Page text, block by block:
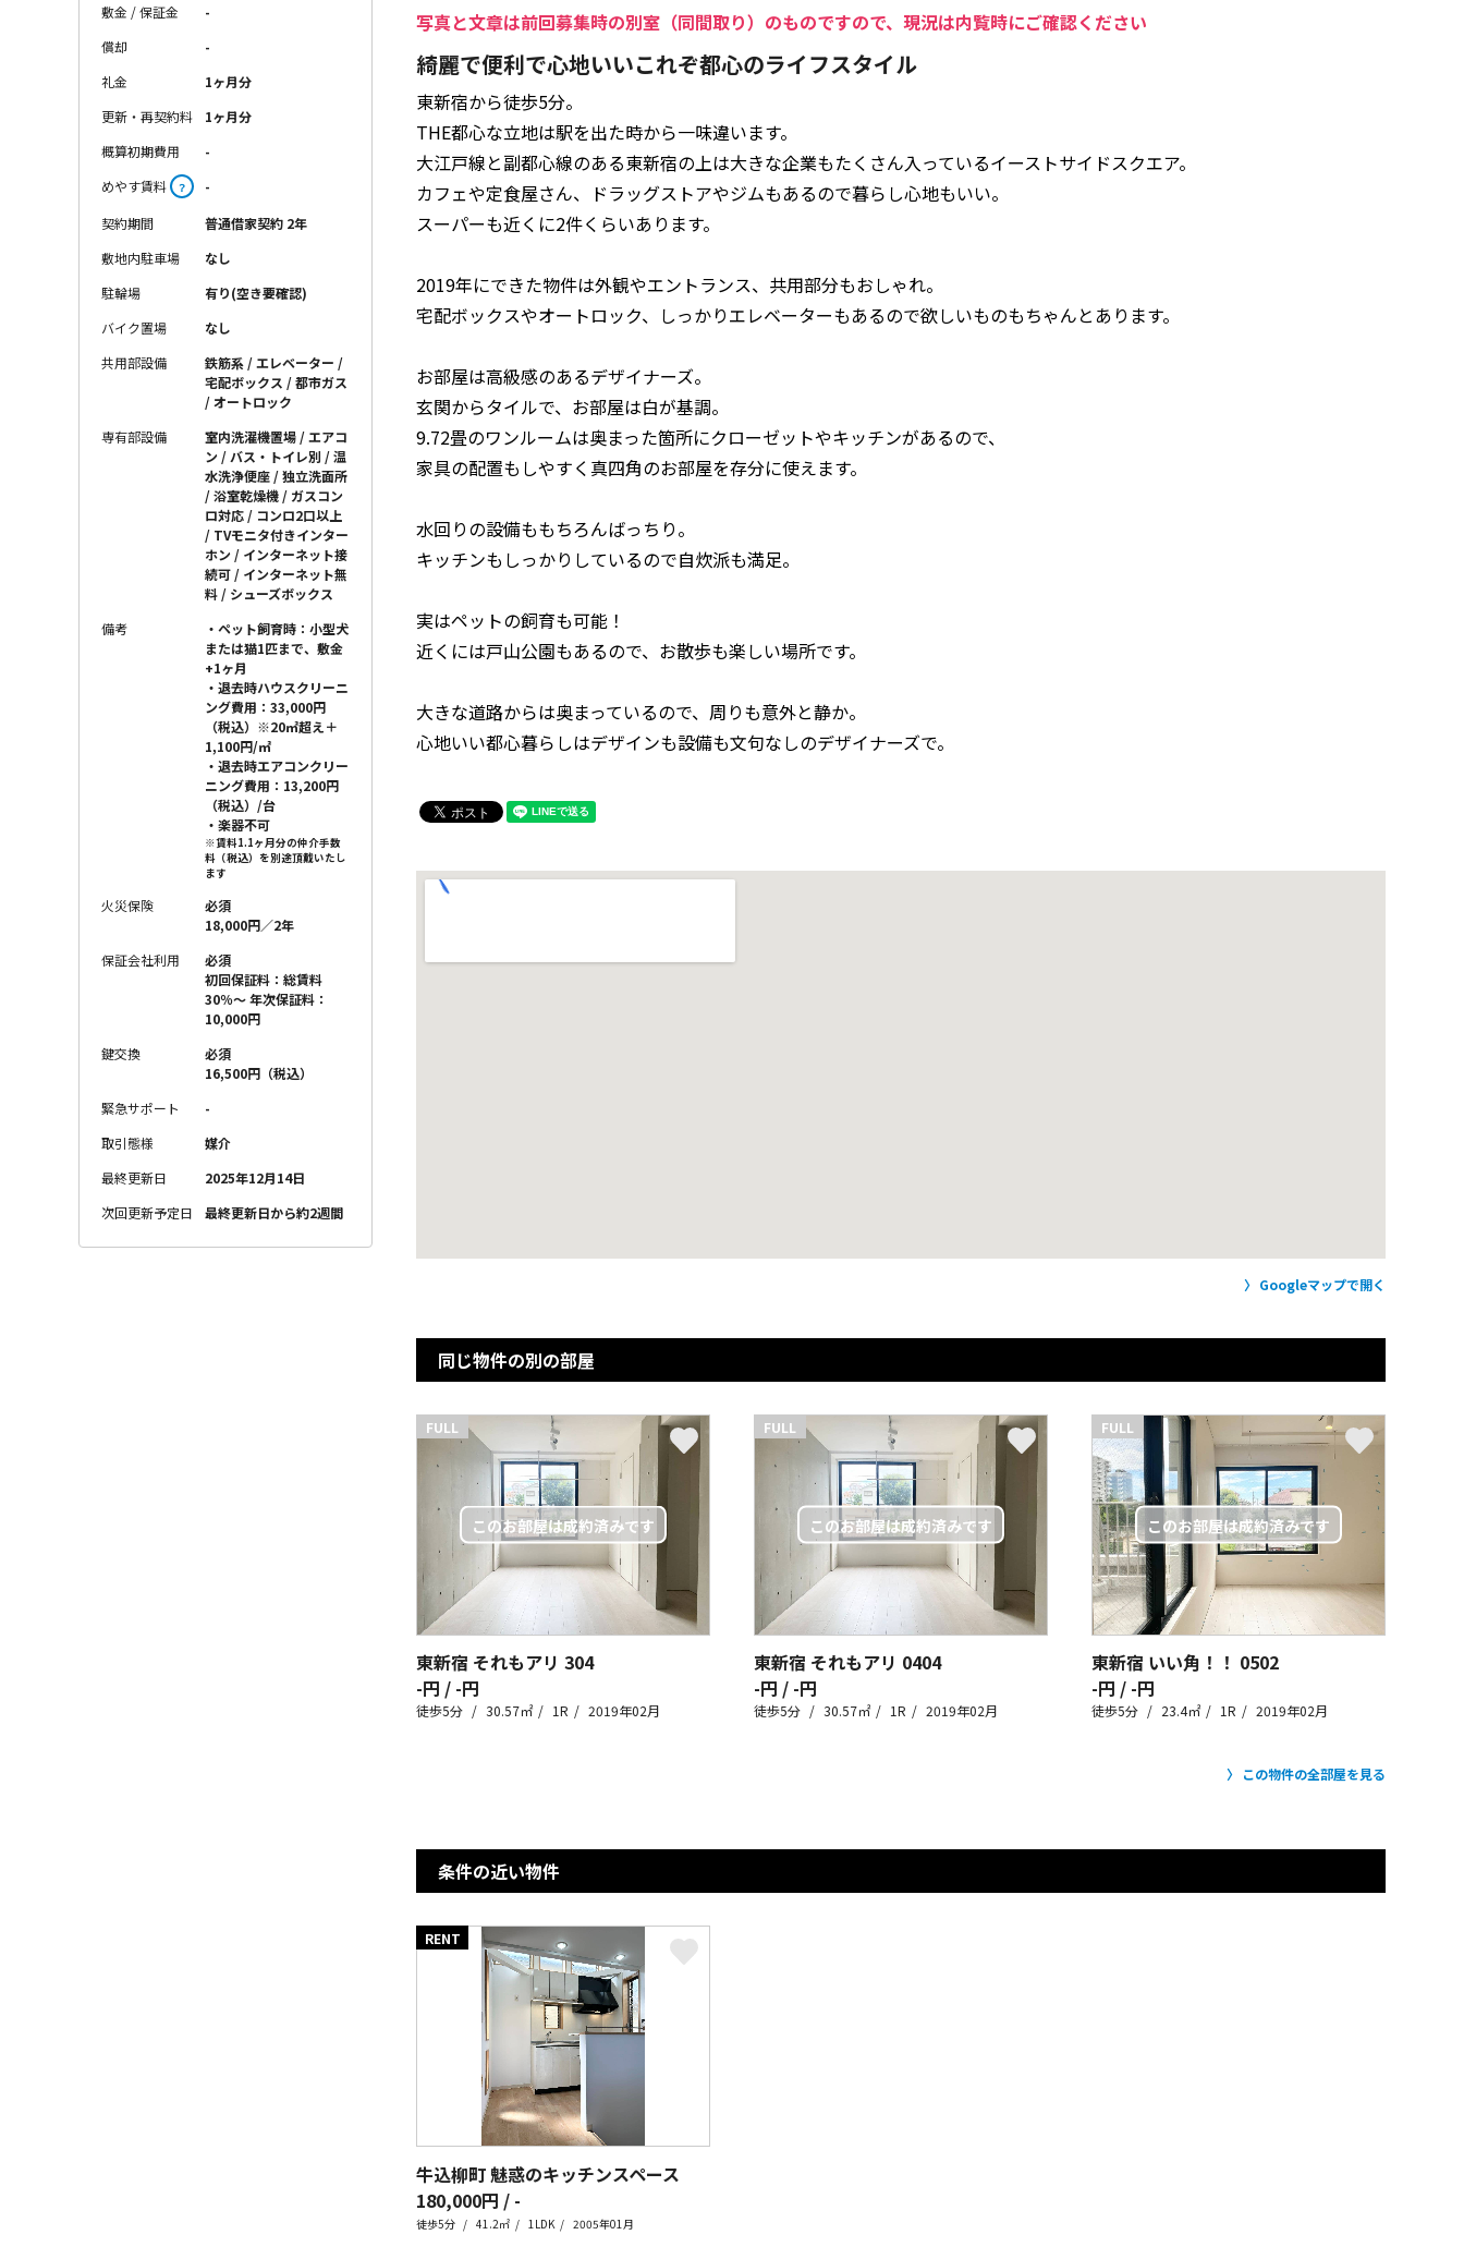
写真と文章は前回募集時の別室（同間取り）のものですので、現況は内覧時にご確認ください
綺麗で便利で心地いいこれぞ都心のライフスタイル
東新宿から徒歩5分。
THE都心な立地は駅を出た時から一味違います。
大江戸線と副都心線のある東新宿の上は大きな企業もたくさん入っているイーストサイドスクエア。
カフェや定食屋さん、ドラッグストアやジムもあるので暮らし心地もいい。
スーパーも近くに2件くらいあります。
2019年にできた物件は外観やエントランス、共用部分もおしゃれ。
宅配ボックスやオートロック、しっかりエレベーターもあるので欲しいものもちゃんとあります。
お部屋は高級感のあるデザイナーズ。
玄関からタイルで、お部屋は白が基調。
9.72畳のワンルームは奥まった箇所にクローゼットやキッチンがあるので、
家具の配置もしやすく真四角のお部屋を存分に使えます。
水回りの設備ももちろんばっちり。
キッチンもしっかりしているので自炊派も満足。
実はペットの飼育も可能！
近くには戸山公園もあるので、お散歩も楽しい場所です。
大きな道路からは奥まっているので、周りも意外と静か。
心地いい都心暮らしはデザインも設備も文句なしのデザイナーズで。
敷金 / 保証金
-
償却
-
礼金
1ヶ月分
更新・再契約料
1ヶ月分
概算初期費用
-
めやす賃料
？ -
契約期間
普通借家契約 2年
敷地内駐車場
なし
駐輪場
有り(空き要確認)
バイク置場
なし
共用部設備
鉄筋系 / エレベーター /
宅配ボックス / 都市ガス
/ オートロック
専有部設備
室内洗濯機置場 / エアコ
ン / バス・トイレ別 / 温
水洗浄便座 / 独立洗面所
/ 浴室乾燥機 / ガスコン
ロ対応 / コンロ2口以上
/ TVモニタ付きインター
ホン / インターネット接
続可 / インターネット無
料 / シューズボックス
備考
・ペット飼育時：小型犬
または猫1匹まで、敷金
+1ヶ月
・退去時ハウスクリーニ
ング費用：33,000円
（税込）※20㎡超え＋
1,100円/㎡
・退去時エアコンクリー
ニング費用：13,200円
（税込）/台
・楽器不可
※賃料1.1ヶ月分の仲介手数
料（税込）を別途頂戴いたし
ます
火災保険
必須
18,000円／2年
保証会社利用
必須
初回保証料：総賃料
30％〜 年次保証料：
10,000円
鍵交換
必須
16,500円（税込）
緊急サポート
-
取引態様
媒介
最終更新日
2025年12月14日
次回更新予定日
最終更新日から約2週間
Googleマップで開く
同じ物件の別の部屋
FULL
東新宿 それもアリ 304
-円 / -円
徒歩5分 30.57㎡ 1R 2019年02月
FULL
東新宿 それもアリ 0404
-円 / -円
徒歩5分 30.57㎡ 1R 2019年02月
FULL
東新宿 いい角！！ 0502
-円 / -円
徒歩5分 23.4㎡ 1R 2019年02月
この物件の全部屋を見る
条件の近い物件
RENT
牛込柳町 魅惑のキッチンスペース
180,000円 / -
徒歩5分 41.2㎡ 1LDK 2005年01月